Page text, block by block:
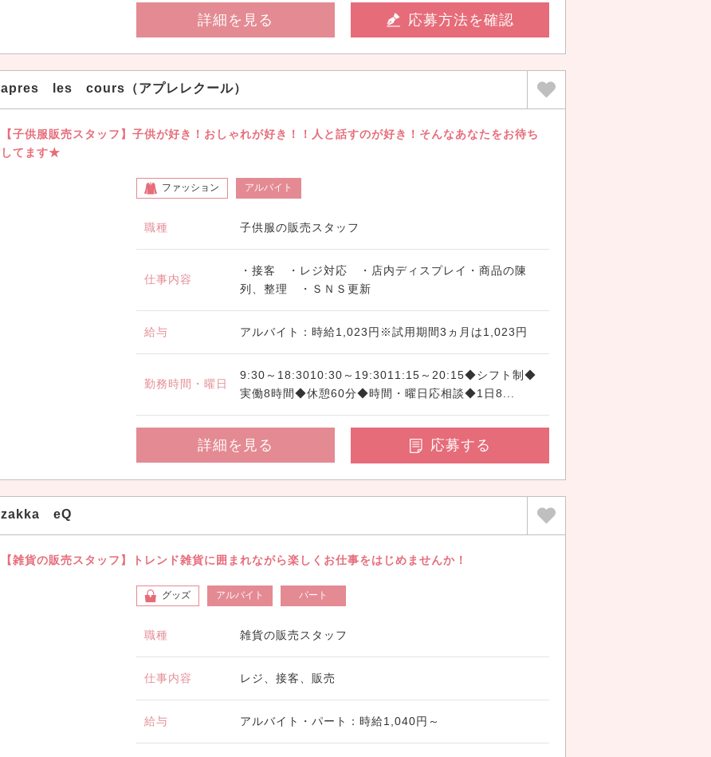
詳細を見る 応募方法を確認
apres les cours（アプレレクール）
【子供服販売スタッフ】子供が好き！おしゃれが好き！！人と話すのが好き！そんなあなたをお待ち
してます★
ファッション アルバイト
職種 子供服の販売スタッフ
仕事内容
・接客 ・レジ対応 ・店内ディスプレイ・商品の陳
列、整理 ・ＳＮＳ更新
給与 アルバイト：時給1,023円※試用期間3ヵ月は1,023円
勤務時間・曜日
9:30～18:3010:30～19:3011:15～20:15◆シフト制◆
実働8時間◆休憩60分◆時間・曜日応相談◆1日8...
詳細を見る 応募する
zakka eQ
【雑貨の販売スタッフ】トレンド雑貨に囲まれながら楽しくお仕事をはじめませんか！
グッズ アルバイト パート
職種 雑貨の販売スタッフ
仕事内容 レジ、接客、販売
給与 アルバイト・パート：時給1,040円～